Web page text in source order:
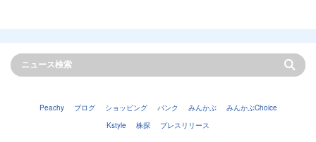
Peachy ブログ ショッピング バンク みんかぶ
みんかぶChoice
Kstyle
株探 プレスリリース